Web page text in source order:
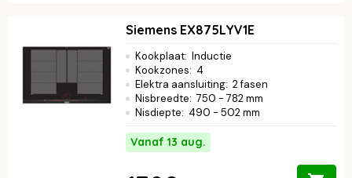
Siemens EX875LYV1E
Kookplaat: Inductie
Kookzones: 4
Elektra aansluiting: 2 fasen
Nisbreedte: 750 - 782 mm
Nisdiepte: 490 - 502 mm
Vanaf 13 aug.